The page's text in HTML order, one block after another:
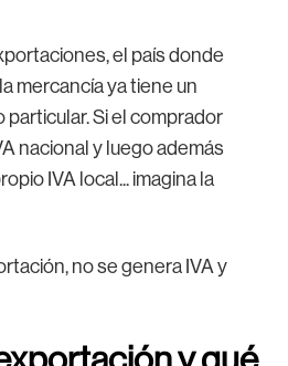
el país donde
mercancía ya tiene un
Si el comprador
nacional y luego además
IVA local... imagina la
no se genera IVA y